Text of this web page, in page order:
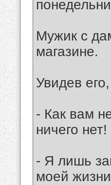
Мужик с
магазине.
Увидев
- Как вам
ничего нет!
- Я лишь
моей